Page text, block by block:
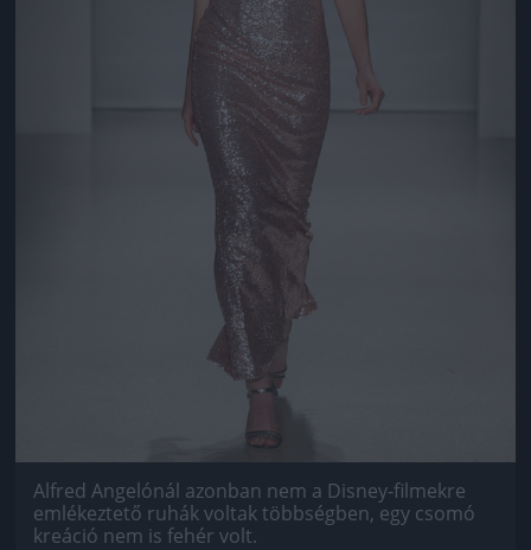
Alfred Angelónál azonban nem a Disney-filmekre
emlékeztető ruhák voltak többségben, egy csomó
kreáció nem is fehér volt.